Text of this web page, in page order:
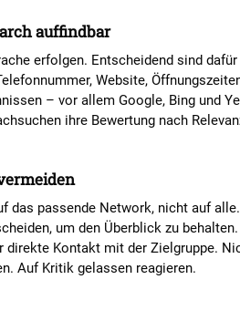
auffindbar
erfolgen. Entscheidend sind
Website,
– vor allem Google, Bing und
ihre Bewertung nach
das passende Network, nicht auf alle.
um den Überblick zu behalten.
direkte Kontakt mit der Zielgruppe.
Auf Kritik gelassen reagieren.